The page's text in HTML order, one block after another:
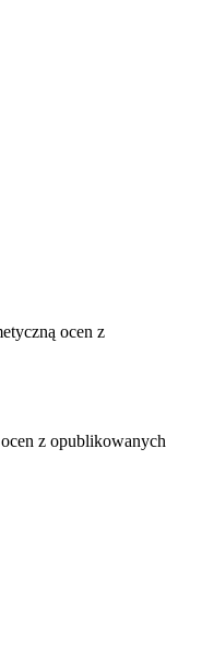
ocen z
z opublikowanych